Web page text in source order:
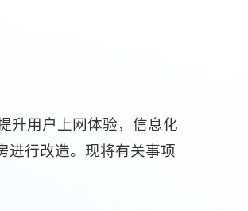
升用户上网体验，信息化
进行改造。现将有关事项